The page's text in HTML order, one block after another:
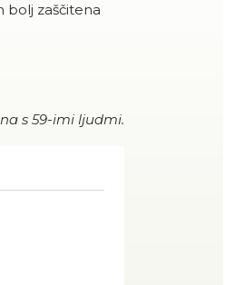
bolj zaščitena
s 59-imi ljudmi.